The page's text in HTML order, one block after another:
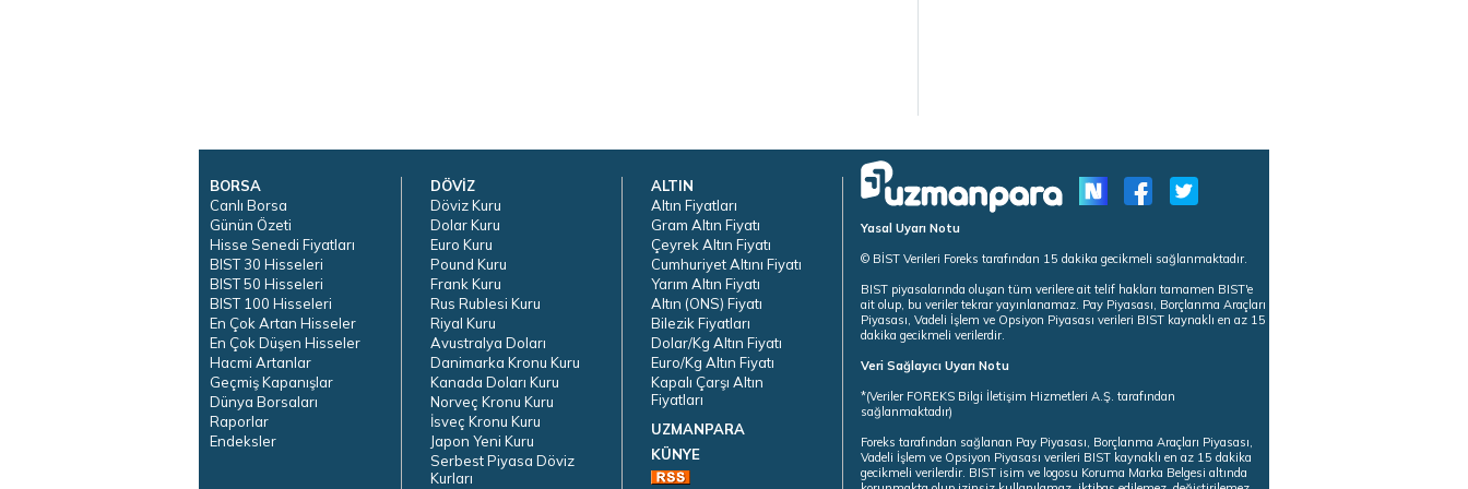
BORSA
Canlı Borsa
Günün Özeti
Hisse Senedi Fiyatları
BIST 30 Hisseleri
BIST 50 Hisseleri
BIST 100 Hisseleri
En Çok Artan Hisseler
En Çok Düşen Hisseler
Hacmi Artanlar
Geçmiş Kapanışlar
Dünya Borsaları
Raporlar
Endeksler
DÖVİZ
Döviz Kuru
Dolar Kuru
Euro Kuru
Pound Kuru
Frank Kuru
Rus Rublesi Kuru
Riyal Kuru
Avustralya Doları
Danimarka Kronu Kuru
Kanada Doları Kuru
Norveç Kronu Kuru
İsveç Kronu Kuru
Japon Yeni Kuru
Serbest Piyasa Döviz
Kurları
ALTIN
Altın Fiyatları
Gram Altın Fiyatı
Çeyrek Altın Fiyatı
Cumhuriyet Altını Fiyatı
Yarım Altın Fiyatı
Altın (ONS) Fiyatı
Bilezik Fiyatları
Dolar/Kg Altın Fiyatı
Euro/Kg Altın Fiyatı
Kapalı Çarşı Altın
Fiyatları
UZMANPARA
KÜNYE
Yasal Uyarı Notu
© BİST Verileri Foreks tarafından 15 dakika gecikmeli sağlanmaktadır.
BIST piyasalarında oluşan tüm verilere ait telif hakları tamamen BIST'e
ait olup, bu veriler tekrar yayınlanamaz. Pay Piyasası, Borçlanma Araçları
Piyasası, Vadeli İşlem ve Opsiyon Piyasası verileri BIST kaynaklı en az 15
dakika gecikmeli verilerdir.
Veri Sağlayıcı Uyarı Notu
*(Veriler FOREKS Bilgi İletişim Hizmetleri A.Ş. tarafından
sağlanmaktadır)
Foreks tarafından sağlanan Pay Piyasası, Borçlanma Araçları Piyasası,
Vadeli İşlem ve Opsiyon Piyasası verileri BIST kaynaklı en az 15 dakika
gecikmeli verilerdir. BIST isim ve logosu Koruma Marka Belgesi altında